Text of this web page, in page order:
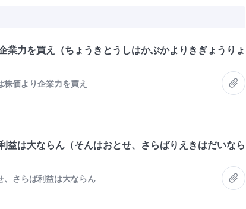
業力を買え（ちょうきとうしはかぶかよりきぎょうりょ
価より企業力を買え
益は大ならん（そんはおとせ、さらばりえきはだいなら
、さらば利益は大ならん